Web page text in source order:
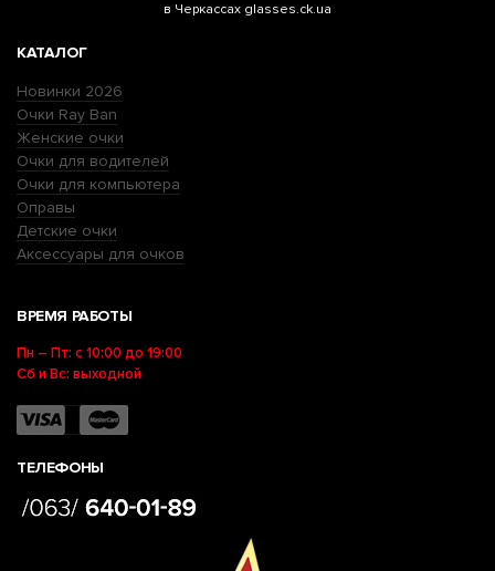
в Черкассах glasses.ck.ua
КАТАЛОГ
Новинки 2026
Очки Ray Ban
Женские очки
Очки для водителей
Очки для компьютера
Оправы
Детские очки
Аксессуары для очков
ВРЕМЯ РАБОТЫ
Пн – Пт: с 10:00 до 19:00
Сб и Вс: выходной
ТЕЛЕФОНЫ